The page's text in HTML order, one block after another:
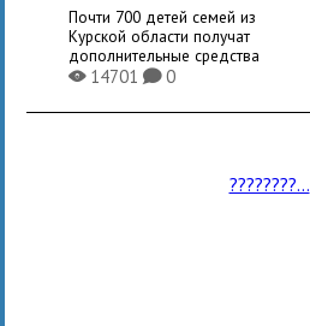
Почти 700 детей семей из
Курской области получат
дополнительные средства
X14701K0
????????...